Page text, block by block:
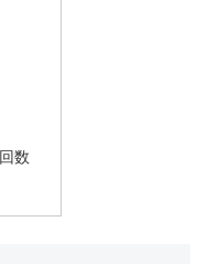
数